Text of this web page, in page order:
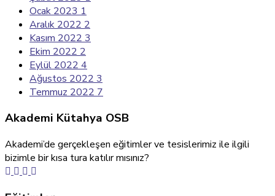
Ocak 2023 1
Aralık 2022 2
Kasım 2022 3
Ekim 2022 2
Eylül 2022 4
Ağustos 2022 3
Temmuz 2022 7
Akademi Kütahya OSB
Akademi’de gerçekleşen eğitimler ve tesislerimiz ile ilgili
bizimle bir kısa tura katılır mısınız?